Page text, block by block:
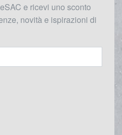
e ricevi uno sconto
novità e ispirazioni di